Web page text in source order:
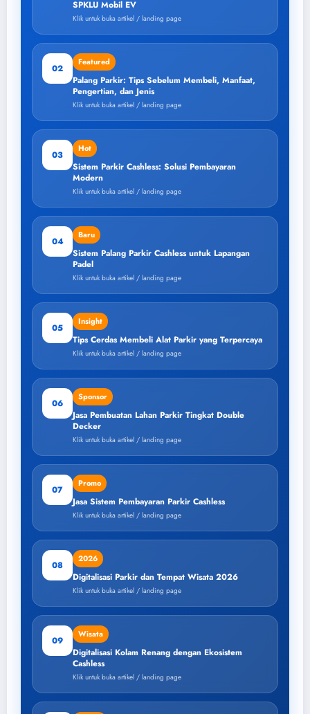
SPKLU Mobil EV
Klik untuk buka artikel / landing page
02
Featured
Palang Parkir: Tips Sebelum Membeli, Manfaat,
Pengertian, dan Jenis
Klik untuk buka artikel / landing page
03
Hot
Sistem Parkir Cashless: Solusi Pembayaran
Modern
Klik untuk buka artikel / landing page
04
Baru
Sistem Palang Parkir Cashless untuk Lapangan
Padel
Klik untuk buka artikel / landing page
05
Insight
Tips Cerdas Membeli Alat Parkir yang Terpercaya
Klik untuk buka artikel / landing page
06
Sponsor
Jasa Pembuatan Lahan Parkir Tingkat Double
Decker
Klik untuk buka artikel / landing page
07
Promo
Jasa Sistem Pembayaran Parkir Cashless
Klik untuk buka artikel / landing page
08
2026
Digitalisasi Parkir dan Tempat Wisata 2026
Klik untuk buka artikel / landing page
09
Wisata
Digitalisasi Kolam Renang dengan Ekosistem
Cashless
Klik untuk buka artikel / landing page